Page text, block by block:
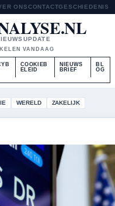
ONSCONTACTGESCHIEDENIS
VANDAAG
COOKIEB
ELEID
NIEUWS
BRIEF
BL
OG
WERELD ZAKELIJK